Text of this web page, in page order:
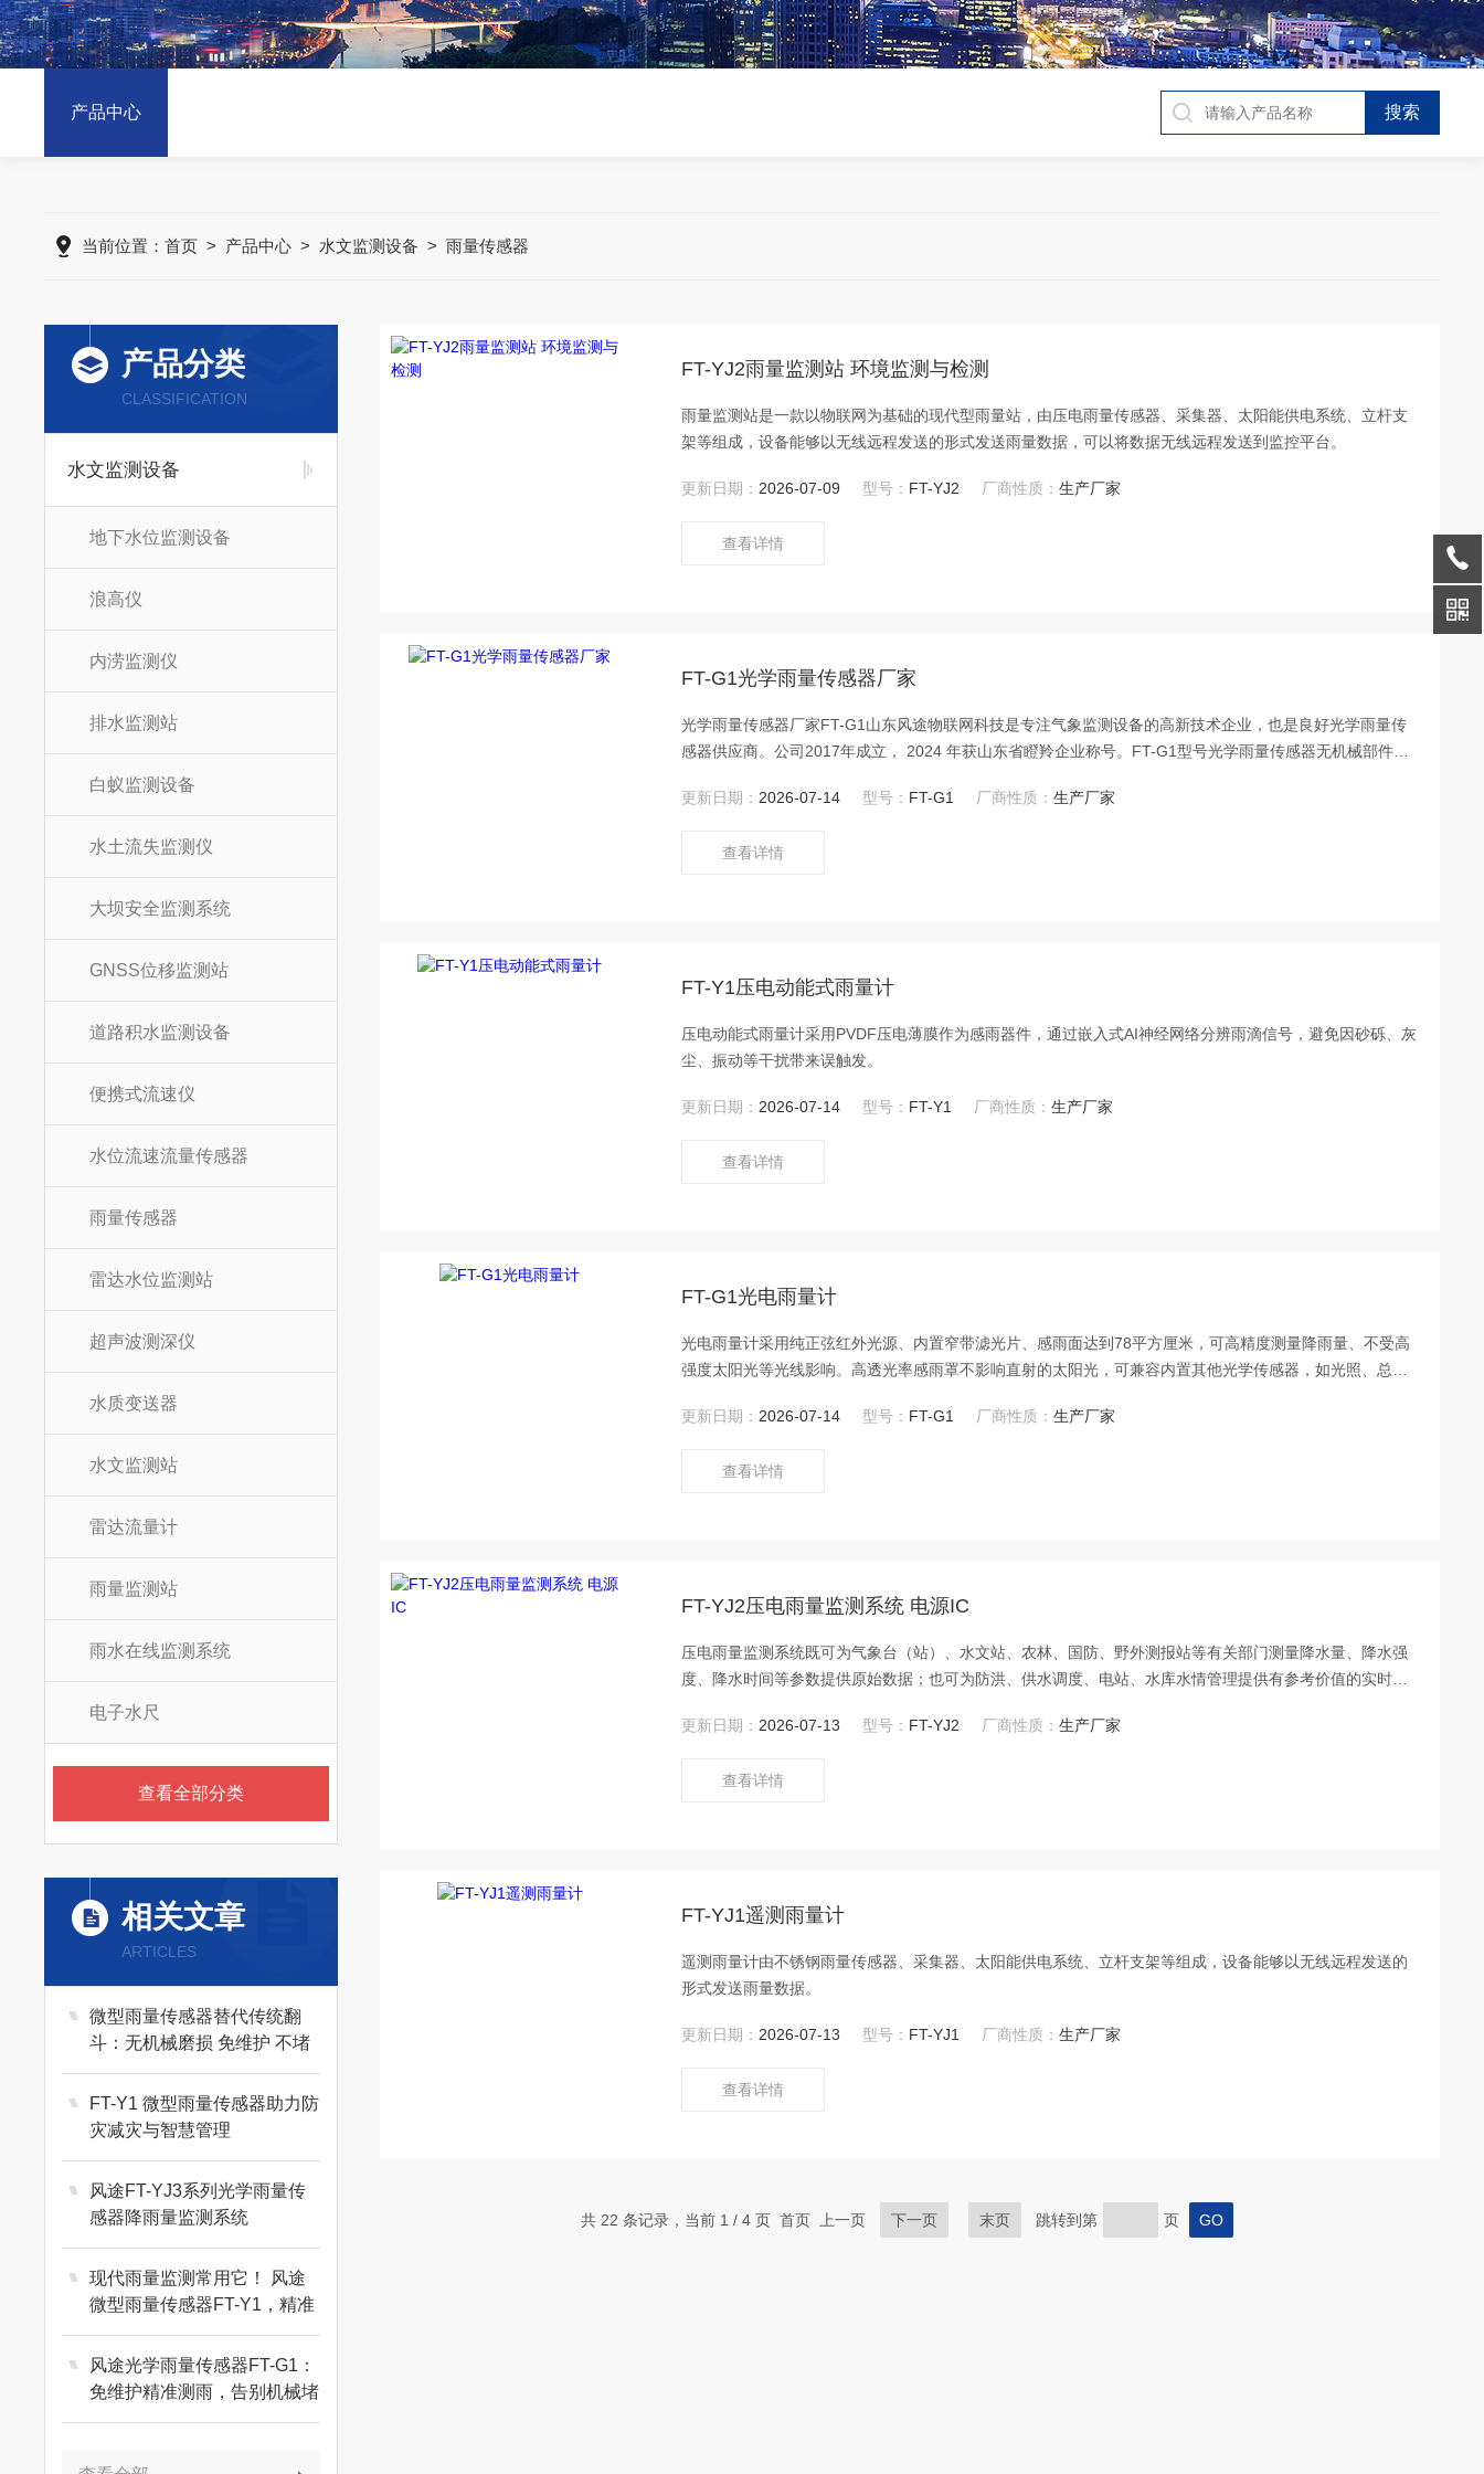
产品中心
当前位置：首页 > 产品中心 > 水文监测设备 >雨量传感器
产品分类
CLASSIFICATION
水文监测设备
地下水位监测设备
浪高仪
内涝监测仪
排水监测站
白蚁监测设备
水土流失监测仪
大坝安全监测系统
GNSS位移监测站
道路积水监测设备
便携式流速仪
水位流速流量传感器
雨量传感器
雷达水位监测站
超声波测深仪
水质变送器
水文监测站
雷达流量计
雨量监测站
雨水在线监测系统
电子水尺
查看全部分类
相关文章
ARTICLES
微型雨量传感器替代传统翻
斗：无机械磨损 免维护 不堵
塞
FT-Y1 微型雨量传感器助力防
灾减灾与智慧管理
风途FT-YJ3系列光学雨量传
感器降雨量监测系统
现代雨量监测常用它！ 风途
微型雨量传感器FT-Y1，精准
感知每一滴雨！
风途光学雨量传感器FT-G1：
免维护精准测雨，告别机械堵
塞
FT-YJ2雨量监测站 环境监测与检测
雨量监测站是一款以物联网为基础的现代型雨量站，由压电雨量传感器、采集器、太阳能供电系统、立杆支
架等组成，设备能够以无线远程发送的形式发送雨量数据，可以将数据无线远程发送到监控平台。
更新日期： 2026-07-09 型号： FT-YJ2 厂商性质：生产厂家
查看详情
FT-G1光学雨量传感器厂家
光学雨量传感器厂家FT-G1山东风途物联网科技是专注气象监测设备的高新技术企业，也是良好光学雨量传
感器供应商。公司2017年成立， 2024 年获山东省瞪羚企业称号。FT-G1型号光学雨量传感器无机械部件免
素气象仪中，适配气象、农业、市政等多领域。
更新日期： 2026-07-14 型号： FT-G1 厂商性质：生产厂家
查看详情
FT-Y1压电动能式雨量计
压电动能式雨量计采用PVDF压电薄膜作为感雨器件，通过嵌入式AI神经网络分辨雨滴信号，避免因砂砾、灰
尘、振动等干扰带来误触发。
更新日期： 2026-07-14 型号： FT-Y1 厂商性质：生产厂家
查看详情
FT-G1光电雨量计
光电雨量计采用纯正弦红外光源、内置窄带滤光片、感雨面达到78平方厘米，可高精度测量降雨量、不受高
强度太阳光等光线影响。高透光率感雨罩不影响直射的太阳光，可兼容内置其他光学传感器，如光照、总辐
更新日期： 2026-07-14 型号： FT-G1 厂商性质：生产厂家
查看详情
FT-YJ2压电雨量监测系统 电源IC
压电雨量监测系统既可为气象台（站）、水文站、农林、国防、野外测报站等有关部门测量降水量、降水强
度、降水时间等参数提供原始数据；也可为防洪、供水调度、电站、水库水情管理提供有参考价值的实时数
更新日期： 2026-07-13 型号： FT-YJ2 厂商性质：生产厂家
查看详情
FT-YJ1遥测雨量计
遥测雨量计由不锈钢雨量传感器、采集器、太阳能供电系统、立杆支架等组成，设备能够以无线远程发送的
形式发送雨量数据。
更新日期： 2026-07-13 型号： FT-YJ1 厂商性质：生产厂家
查看详情
共 22 条记录，当前 1 / 4 页 首页 上一页 下一页 末页 跳转到第 页